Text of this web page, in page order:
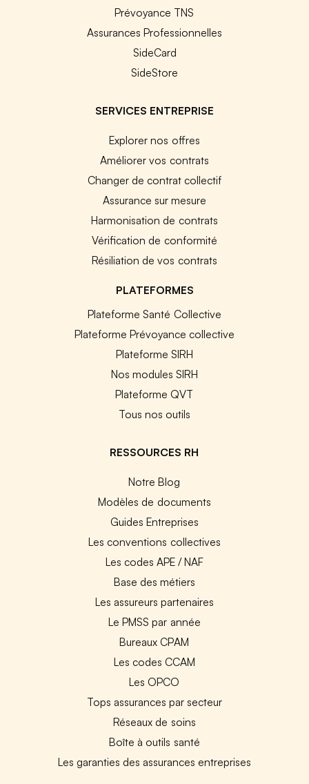
Prévoyance TNS
Assurances Professionnelles
SideCard
SideStore
SERVICES ENTREPRISE
Explorer nos offres
Améliorer vos contrats
Changer de contrat collectif
Assurance sur mesure
Harmonisation de contrats
Vérification de conformité
Résiliation de vos contrats
PLATEFORMES
Plateforme Santé Collective
Plateforme Prévoyance collective
Plateforme SIRH
Nos modules SIRH
Plateforme QVT
Tous nos outils
RESSOURCES RH
Notre Blog
Modèles de documents
Guides Entreprises
Les conventions collectives
Les codes APE / NAF
Base des métiers
Les assureurs partenaires
Le PMSS par année
Bureaux CPAM
Les codes CCAM
Les OPCO
Tops assurances par secteur
Réseaux de soins
Boîte à outils santé
Les garanties des assurances entreprises